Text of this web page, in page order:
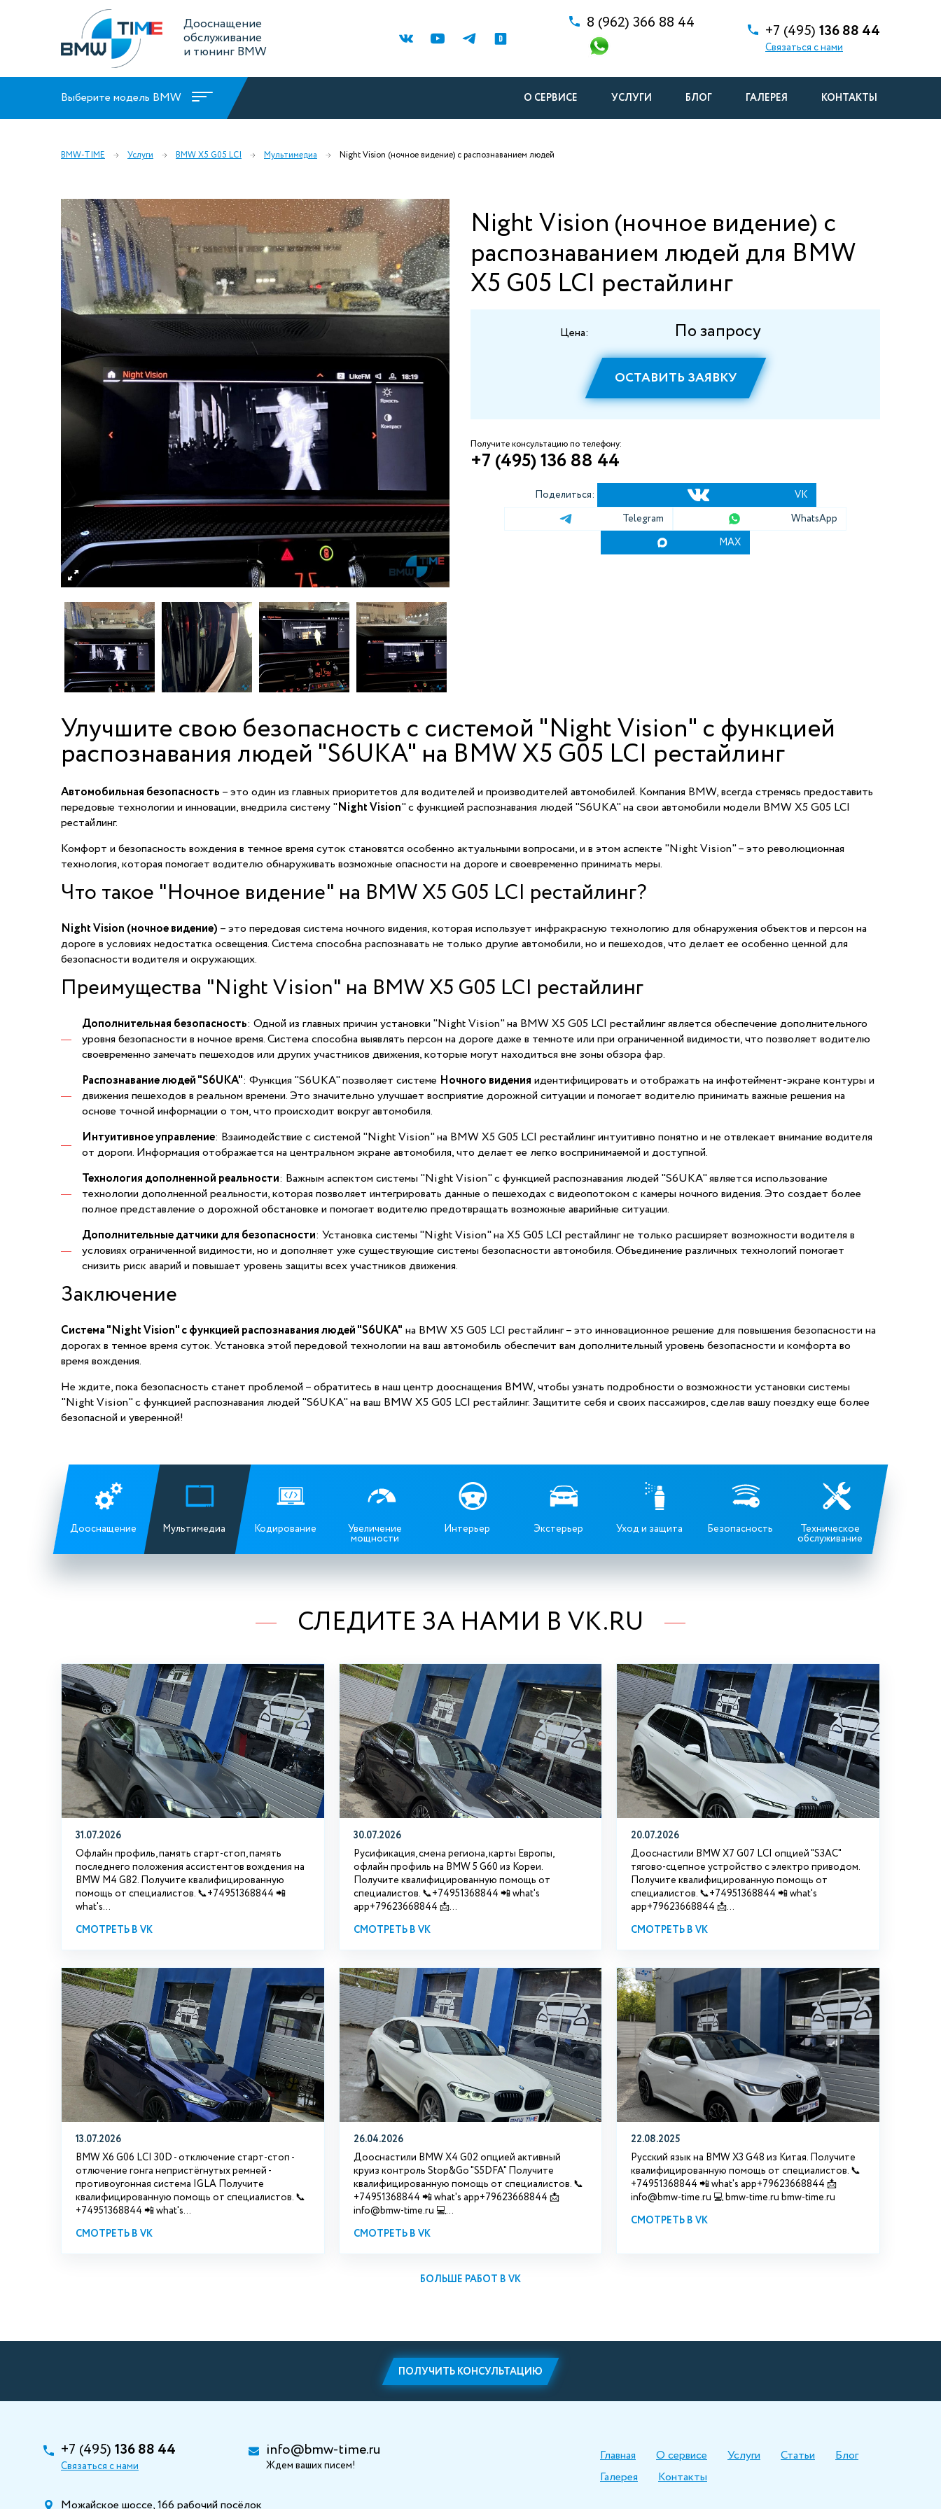
Дооснащение
обслуживание
и тюнинг BMW
8 (962) 366 88 44 +7 (495) 136 88 44
Связаться с нами
Выберите модель BMW О СЕРВИСЕ УСЛУГИ БЛОГ ГАЛЕРЕЯ КОНТАКТЫ
BMW-TIME Услуги BMW X5 G05 LCI Мультимедиа Night Vision (ночное видение) с распознаванием людей
Night Vision (ночное видение) с
распознаванием людей для BMW
X5 G05 LCI рестайлинг
Цена: По запросу
ОСТАВИТЬ ЗАЯВКУ
Получите консультацию по телефону:
+7 (495) 136 88 44
Поделиться:
VK
Telegram
WhatsApp
MAX
Улучшите свою безопасность с системой "Night Vision" с функцией
распознавания людей "S6UKA" на BMW X5 G05 LCI рестайлинг
Автомобильная безопасность – это один из главных приоритетов для водителей и производителей автомобилей. Компания BMW, всегда стремясь предоставить
передовые технологии и инновации, внедрила систему "Night Vision" с функцией распознавания людей "S6UKA" на свои автомобили модели BMW X5 G05 LCI
рестайлинг.
Комфорт и безопасность вождения в темное время суток становятся особенно актуальными вопросами, и в этом аспекте "Night Vision" – это революционная
технология, которая помогает водителю обнаруживать возможные опасности на дороге и своевременно принимать меры.
Что такое "Ночное видение" на BMW X5 G05 LCI рестайлинг?
Night Vision (ночное видение) – это передовая система ночного видения, которая использует инфракрасную технологию для обнаружения объектов и персон на
дороге в условиях недостатка освещения. Система способна распознавать не только другие автомобили, но и пешеходов, что делает ее особенно ценной для
безопасности водителя и окружающих.
Преимущества "Night Vision" на BMW X5 G05 LCI рестайлинг
Дополнительная безопасность: Одной из главных причин установки "Night Vision" на BMW X5 G05 LCI рестайлинг является обеспечение дополнительного
уровня безопасности в ночное время. Система способна выявлять персон на дороге даже в темноте или при ограниченной видимости, что позволяет водителю
своевременно замечать пешеходов или других участников движения, которые могут находиться вне зоны обзора фар.
Распознавание людей "S6UKA": Функция "S6UKA" позволяет системе Ночного видения идентифицировать и отображать на инфотеймент-экране контуры и
движения пешеходов в реальном времени. Это значительно улучшает восприятие дорожной ситуации и помогает водителю принимать важные решения на
основе точной информации о том, что происходит вокруг автомобиля.
Интуитивное управление: Взаимодействие с системой "Night Vision" на BMW X5 G05 LCI рестайлинг интуитивно понятно и не отвлекает внимание водителя
от дороги. Информация отображается на центральном экране автомобиля, что делает ее легко воспринимаемой и доступной.
Технология дополненной реальности: Важным аспектом системы "Night Vision" с функцией распознавания людей "S6UKA" является использование
технологии дополненной реальности, которая позволяет интегрировать данные о пешеходах с видеопотоком с камеры ночного видения. Это создает более
полное представление о дорожной обстановке и помогает водителю предотвращать возможные аварийные ситуации.
Дополнительные датчики для безопасности: Установка системы "Night Vision" на X5 G05 LCI рестайлинг не только расширяет возможности водителя в
условиях ограниченной видимости, но и дополняет уже существующие системы безопасности автомобиля. Объединение различных технологий помогает
снизить риск аварий и повышает уровень защиты всех участников движения.
Заключение
Система "Night Vision" с функцией распознавания людей "S6UKA" на BMW X5 G05 LCI рестайлинг – это инновационное решение для повышения безопасности на
дорогах в темное время суток. Установка этой передовой технологии на ваш автомобиль обеспечит вам дополнительный уровень безопасности и комфорта во
время вождения.
Не ждите, пока безопасность станет проблемой – обратитесь в наш центр дооснащения BMW, чтобы узнать подробности о возможности установки системы
"Night Vision" с функцией распознавания людей "S6UKA" на ваш BMW X5 G05 LCI рестайлинг. Защитите себя и своих пассажиров, сделав вашу поездку еще более
безопасной и уверенной!
Дооснащение Мультимедиа Кодирование Увеличение
мощности
Интерьер Экстерьер Уход и защита Безопасность Техническое
обслуживание
СЛЕДИТЕ ЗА НАМИ В VK.RU
31.07.2026
Офлайн профиль, память старт-стоп, память
последнего положения ассистентов вождения на
BMW М4 G82. Получите квалифицированную
помощь от специалистов. 📞+74951368844 📲
what's...
СМОТРЕТЬ В VK
30.07.2026
Русификация, смена региона, карты Европы,
офлайн профиль на BMW 5 G60 из Кореи.
Получите квалифицированную помощь от
специалистов. 📞+74951368844 📲 what's
app+79623668844 📩...
СМОТРЕТЬ В VK
20.07.2026
Дооснастили BMW Х7 G07 LCI опцией "S3АС"
тягово-сцепное устройство с электро приводом.
Получите квалифицированную помощь от
специалистов. 📞+74951368844 📲 what's
app+79623668844 📩...
СМОТРЕТЬ В VK
13.07.2026
BMW X6 G06 LCI 30D - отключение старт-стоп -
отлючение гонга непристёгнутых ремней -
противоугонная система IGLA Получите
квалифицированную помощь от специалистов. 📞
+74951368844 📲 what's...
СМОТРЕТЬ В VK
26.04.2026
Дооснастили BMW X4 G02 опцией активный
круиз контроль Stop&Go "S5DFA" Получите
квалифицированную помощь от специалистов. 📞
+74951368844 📲 what's app+79623668844 📩
info@bmw-time.ru 💻...
СМОТРЕТЬ В VK
22.08.2025
Русский язык на BMW X3 G48 из Китая. Получите
квалифицированную помощь от специалистов. 📞
+74951368844 📲 what's app+79623668844 📩
info@bmw-time.ru 💻 bmw-time.ru bmw-time.ru
СМОТРЕТЬ В VK
БОЛЬШЕ РАБОТ В VK
ПОЛУЧИТЬ КОНСУЛЬТАЦИЮ
+7 (495) 136 88 44
Связаться с нами
info@bmw-time.ru
Ждем ваших писем!
Можайское шоссе, 166 рабочий посёлок
Главная О сервисе Услуги Статьи
Блог
Галерея
Контакты